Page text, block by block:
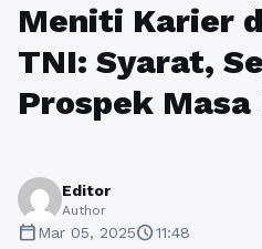
Meniti Karier
TNI: Syarat,
Prospek Masa
Editor
Author
calendar_todayMar 05, 2025schedule11:48